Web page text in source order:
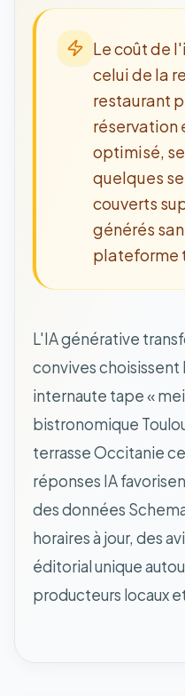
Le coût de
celui de la
restaurant
réservation
optimisé,
quelques
couverts
générés
plateforme
L'IA générative
convives choisissent
internaute tape «
bistronomique
terrasse Occitanie
réponses IA
des données
horaires à jour, des
éditorial unique
producteurs locaux